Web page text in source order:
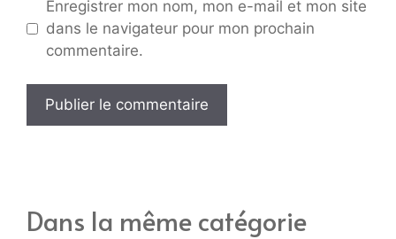
Enregistrer mon nom, mon e-mail et mon site
dans le navigateur pour mon prochain
commentaire.
Dans la même catégorie